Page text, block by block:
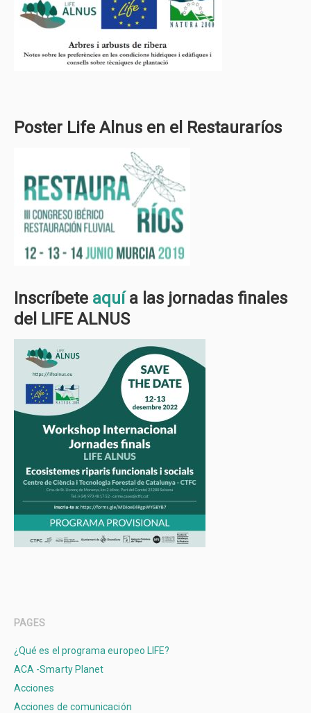
Poster Life Alnus en el Restauraríos
Inscríbete aquía las jornadas finales
del LIFE ALNUS
PAGES
¿Qué es el programa europeo LIFE?
ACA -Smarty Planet
Acciones
Acciones de comunicación